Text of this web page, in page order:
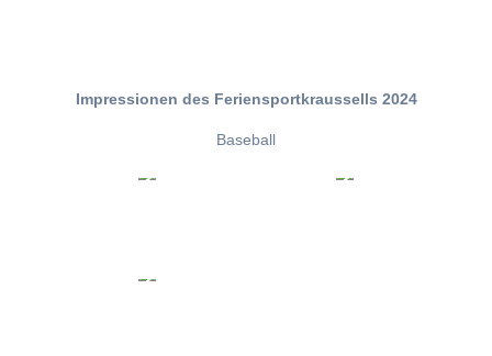
Impressionen des Feriensportkraussells 2024
Baseball